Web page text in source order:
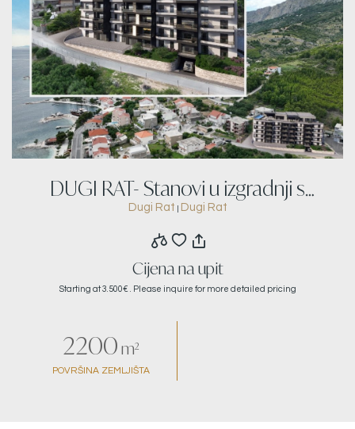
DUGI RAT- Stanovi u izgradnji s
pogledom na more
Dugi Rat Dugi Rat
Cijena na upit
Starting at 3.500€ . Please inquire for more detailed pricing
2200 m²
POVRŠINA ZEMLJIŠTA